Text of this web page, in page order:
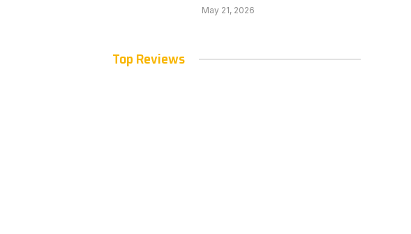
May 21, 2026
Top Reviews